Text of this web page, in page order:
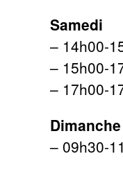
Samedi
– 14h00-
– 15h00-
– 17h00-
Dimanche
– 09h30-